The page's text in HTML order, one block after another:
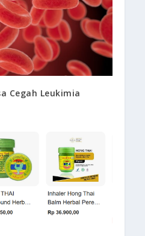
Cegah Leukimia